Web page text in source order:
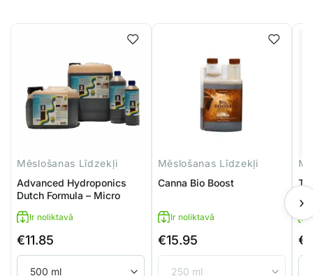
Mēslošanas Līdzekļi
Advanced Hydroponics
Dutch Formula – Micro
Ir noliktavā
€11.85
Mēslošanas Līdzekļi
Canna Bio Boost
Ir noliktavā
€15.95 €
›